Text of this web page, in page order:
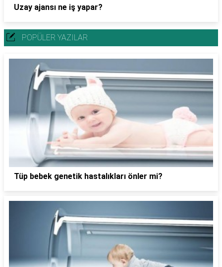
Uzay ajansı ne iş yapar?
POPÜLER YAZILAR
Tüp bebek genetik hastalıkları önler mi?